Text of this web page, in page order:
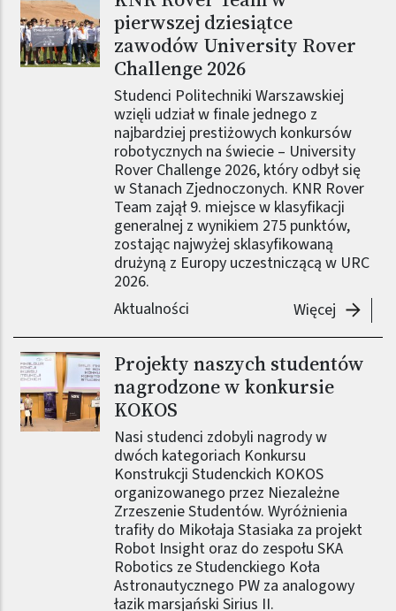
pierwszej dziesiątce
zawodów University Rover
Challenge 2026
Studenci Politechniki Warszawskiej
wzięli udział w finale jednego z
najbardziej prestiżowych konkursów
robotycznych na świecie – University
Rover Challenge 2026, który odbył się
w Stanach Zjednoczonych. KNR Rover
Team zajął 9. miejsce w klasyfikacji
generalnej z wynikiem 275 punktów,
zostając najwyżej sklasyfikowaną
drużyną z Europy uczestniczącą w URC
2026.
Aktualności
Więcej KNR
Obraz (old)
Projekty naszych studentów
nagrodzone w konkursie
KOKOS
Nasi studenci zdobyli nagrody w
dwóch kategoriach Konkursu
Konstrukcji Studenckich KOKOS
organizowanego przez Niezależne
Zrzeszenie Studentów. Wyróżnienia
trafiły do Mikołaja Stasiaka za projekt
Robot Insight oraz do zespołu SKA
Robotics ze Studenckiego Koła
Astronautycznego PW za analogowy
łazik marsjański Sirius II.